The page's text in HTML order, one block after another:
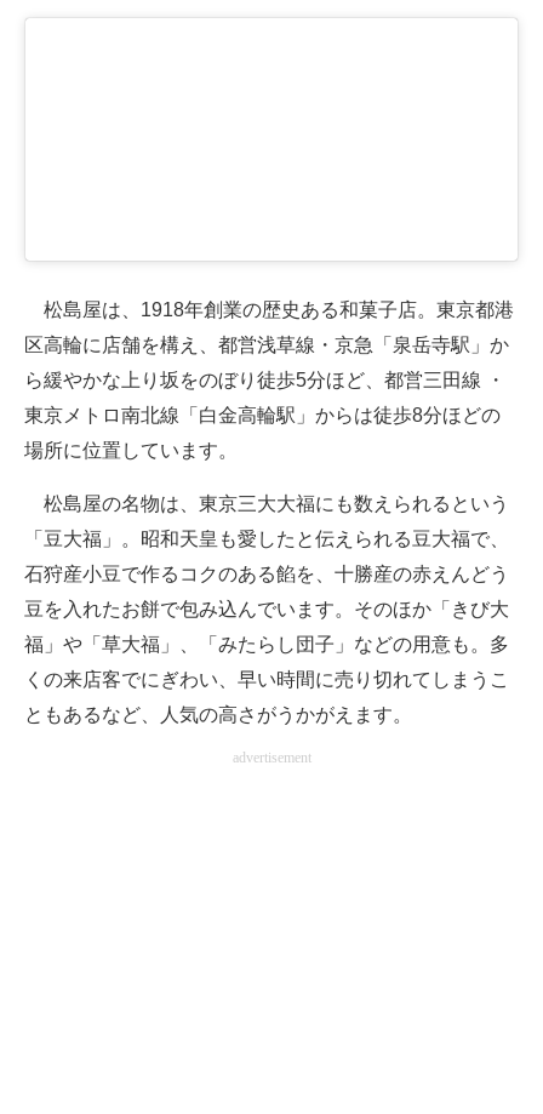
松島屋は、1918年創業の歴史ある和菓子店。東京都港
区高輪に店舗を構え、都営浅草線・京急「泉岳寺駅」か
ら緩やかな上り坂をのぼり徒歩5分ほど、都営三田線 ・
東京メトロ南北線「白金高輪駅」からは徒歩8分ほどの
場所に位置しています。
松島屋の名物は、東京三大大福にも数えられるという
「豆大福」。昭和天皇も愛したと伝えられる豆大福で、
石狩産小豆で作るコクのある餡を、十勝産の赤えんどう
豆を入れたお餅で包み込んでいます。そのほか「きび大
福」や「草大福」、「みたらし団子」などの用意も。多
くの来店客でにぎわい、早い時間に売り切れてしまうこ
ともあるなど、人気の高さがうかがえます。
advertisement